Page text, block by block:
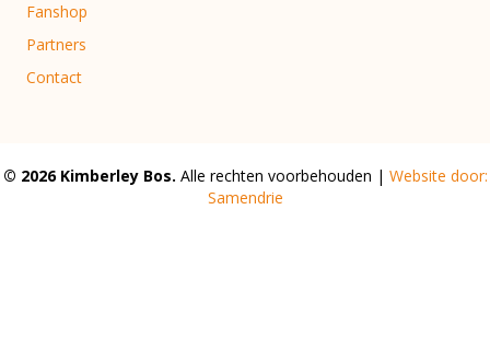
Fanshop
Partners
Contact
© 2026 Kimberley Bos. Alle rechten voorbehouden | Website door:
Samendrie